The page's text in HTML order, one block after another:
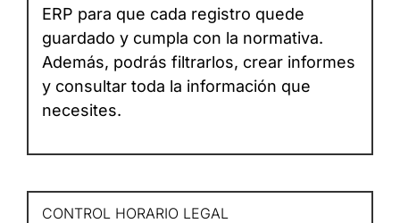
ERP para que cada registro quede
guardado y cumpla con la normativa.
Además, podrás filtrarlos, crear informes
y consultar toda la información que
necesites.
CONTROL HORARIO LEGAL